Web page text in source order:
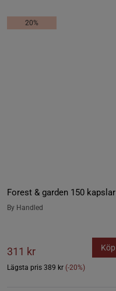
20%
Forest & garden 150 kapslar
By Handled
311 kr
Lägsta pris 389 kr (-20%)
Köp